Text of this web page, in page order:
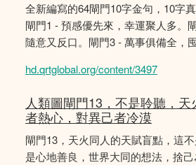
全新編寫的64閘門10字金句，10字真
閘門1 - 預感優先來，幸運聚人多。
隨意又反口。閘門3 - 萬事俱備全，
hd.qrtglobal.org/content/3497
人類圖閘門13，不是聆聽，
者熱心，對異己者冷漠
閘門13，天火同人的天賦盲點，這
是心地善良，世界大同的想法，捨